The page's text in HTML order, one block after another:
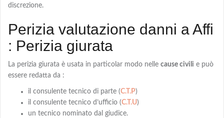
discrezione.
Perizia valutazione danni a Affi
: Perizia giurata
La perizia giurata è usata in particolar modo nelle cause civili e può
essere redatta da :
il consulente tecnico di parte (C.T.P)
il consulente tecnico d’ufficio (C.T.U)
un tecnico nominato dal giudice.